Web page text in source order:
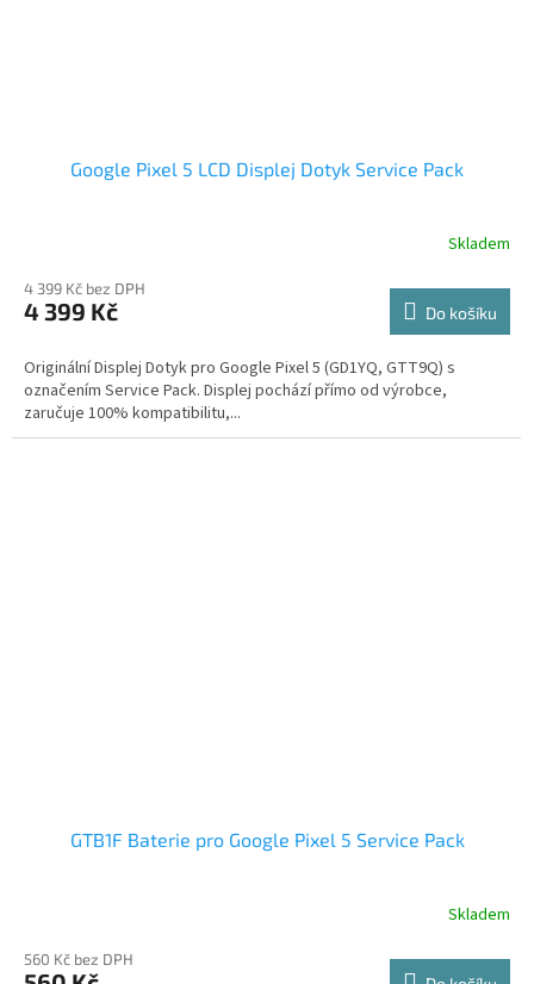
Google Pixel 5 LCD Displej Dotyk Service Pack
Skladem
4 399 Kč bez DPH
4 399 Kč Do košíku
Originální Displej Dotyk pro Google Pixel 5 (GD1YQ, GTT9Q) s
označením Service Pack. Displej pochází přímo od výrobce,
zaručuje 100% kompatibilitu,...
GTB1F Baterie pro Google Pixel 5 Service Pack
Skladem
560 Kč bez DPH